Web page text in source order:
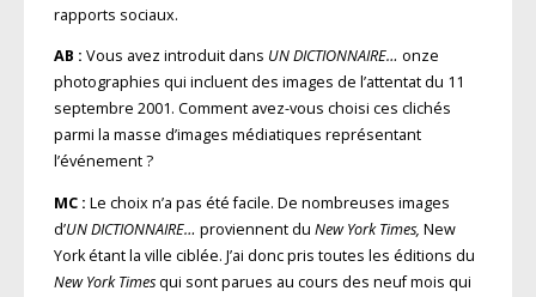
rapports sociaux.
AB : Vous avez introduit dans UN DICTIONNAIRE… onze
photographies qui incluent des images de l’attentat du 11
septembre 2001. Comment avez-vous choisi ces clichés
parmi la masse d’images médiatiques représentant
l’événement ?
MC : Le choix n’a pas été facile. De nombreuses images
d’UN DICTIONNAIRE… proviennent du New York Times, New
York étant la ville ciblée. J’ai donc pris toutes les éditions du
New York Timesqui sont parues au cours des neuf mois qui